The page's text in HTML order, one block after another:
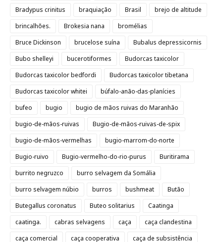
Bradypus crinitus
braquiação Brasil
brejo de altitude
brincalhões.
Brokesia nana
bromélias
Bruce Dickinson
brucelose suína
Bubalus depressicornis
Bubo shelleyi
bucerotiformes
Budorcas taxicolor
Budorcas taxicolor bedfordi
Budorcas taxicolor tibetana
Budorcas taxicolor whitei
búfalo-anão-das-planícies
bufeo
bugio
bugio de mãos ruivas do Maranhão
bugio-de-mãos-ruivas
Bugio-de-mãos-ruivas-de-spix
bugio-de-mãos-vermelhas
bugio-marrom-do-norte
Bugio-ruivo
Bugio-vermelho-do-rio-purus
Buritirama
burrito negruzco
burro selvagem da Somália
burro selvagem núbio
burros bushmeat
Butão
Butegallus coronatus
Buteo solitarius
Caatinga
caatinga.
cabras selvagens caça
caça clandestina
caça comercial
caça cooperativa
caça de subsistência